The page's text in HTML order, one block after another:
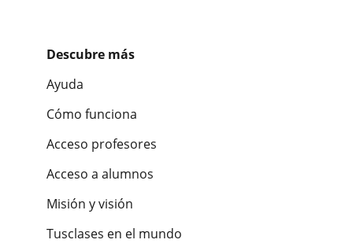
Descubre más
Ayuda
Cómo funciona
Acceso profesores
Acceso a alumnos
Misión y visión
Tusclases en el mundo